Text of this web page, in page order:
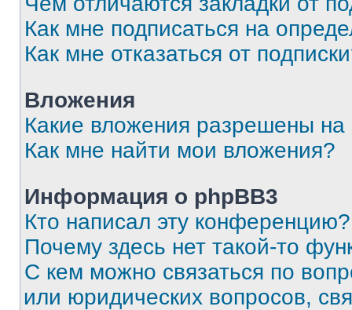
Как мне подписаться на
Как мне отказаться от
Вложения
Какие вложения разрешены
Как мне найти мои вложения?
Информация о phpBB3
Кто написал эту конференцию?
Почему здесь нет такой-то
С кем можно связаться по
или юридических вопросов,